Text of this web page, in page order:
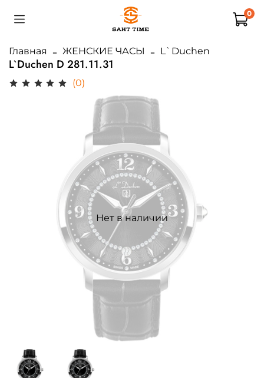
0
Главная ЖЕНСКИЕ ЧАСЫ L`Duchen
L`Duchen D 281.11.31
(0)
Нет в наличии